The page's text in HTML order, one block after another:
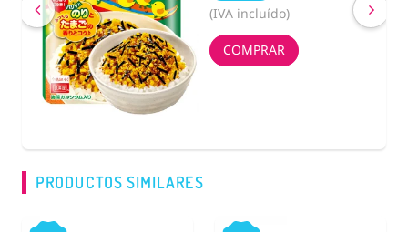
(IVA incluído)
COMPRAR
PRODUCTOS SIMILARES